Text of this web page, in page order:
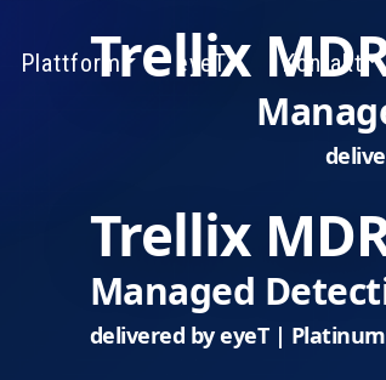
Plattform eyeT Kontakt
Trellix
Trellix
Managed
delivered by eyeT |